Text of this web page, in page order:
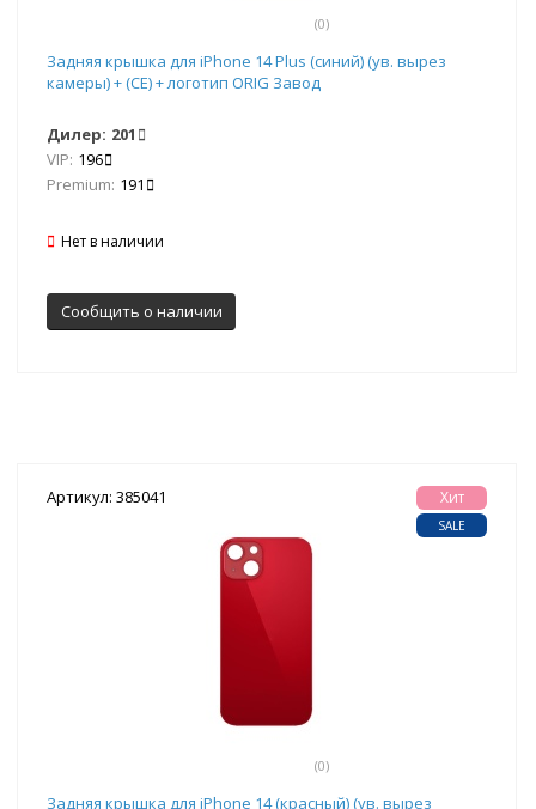
(0)
Задняя крышка для iPhone 14 Plus (синий) (ув. вырез
камеры) + (СЕ) + логотип ORIG Завод
Дилер: 201
VIP: 196
Premium: 191
Нет в наличии
Сообщить о наличии
Артикул: 385041
(0)
Хит
SALE
Задняя крышка для iPhone 14 (красный) (ув. вырез